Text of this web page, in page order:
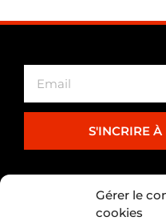
Gérer le
cookies
S'INCRIRE